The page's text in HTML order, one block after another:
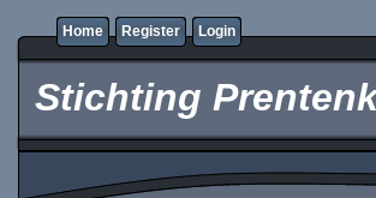
Home Register Login
Stichting